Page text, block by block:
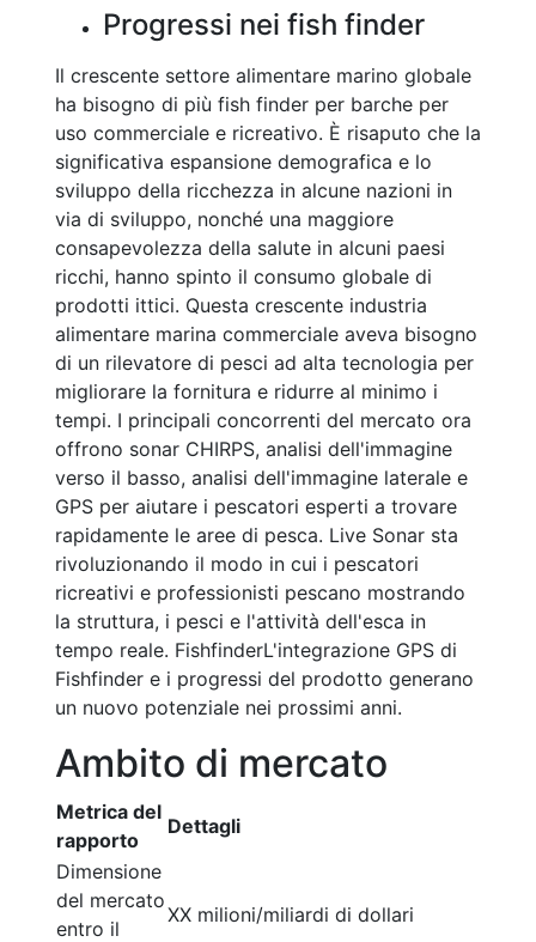
Progressi nei fish finder
Il crescente settore alimentare marino globale
ha bisogno di più fish finder per barche per
uso commerciale e ricreativo. È risaputo che la
significativa espansione demografica e lo
sviluppo della ricchezza in alcune nazioni in
via di sviluppo, nonché una maggiore
consapevolezza della salute in alcuni paesi
ricchi, hanno spinto il consumo globale di
prodotti ittici. Questa crescente industria
alimentare marina commerciale aveva bisogno
di un rilevatore di pesci ad alta tecnologia per
migliorare la fornitura e ridurre al minimo i
tempi. I principali concorrenti del mercato ora
offrono sonar CHIRPS, analisi dell'immagine
verso il basso, analisi dell'immagine laterale e
GPS per aiutare i pescatori esperti a trovare
rapidamente le aree di pesca. Live Sonar sta
rivoluzionando il modo in cui i pescatori
ricreativi e professionisti pescano mostrando
la struttura, i pesci e l'attività dell'esca in
tempo reale. FishfinderL'integrazione GPS di
Fishfinder e i progressi del prodotto generano
un nuovo potenziale nei prossimi anni.
Ambito di mercato
Metrica del
rapporto
Dettagli
Dimensione
del mercato
entro il
XX milioni/miliardi di dollari